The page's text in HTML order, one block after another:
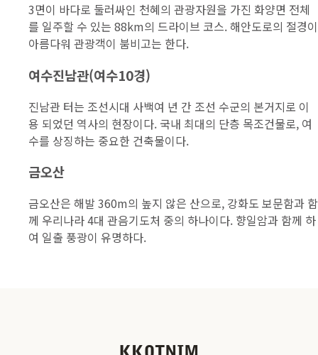
3면이 바다로 둘러싸인 천혜의 관광자원을 가진 화양면 전체
를 일주할 수 있는 88km의 드라이브 코스. 해안도로의 절경이
아름다워 관광객이 붐비고는 한다.
여수진남관(여수10경)
진남관 터는 조선시대 사백여 년 간 조선 수군의 본거지로 이
용 되었던 역사의 현장이다. 국내 최대의 단층 목조건물로, 여
수를 상징하는 중요한 건축물이다.
금오산
금오산은 해발 360m의 높지 않은 산으로, 강화도 보문함과 함
께 우리나라 4대 관음기도처 중의 하나이다. 향일암과 함께 하
여 일출 풍광이 유명하다.